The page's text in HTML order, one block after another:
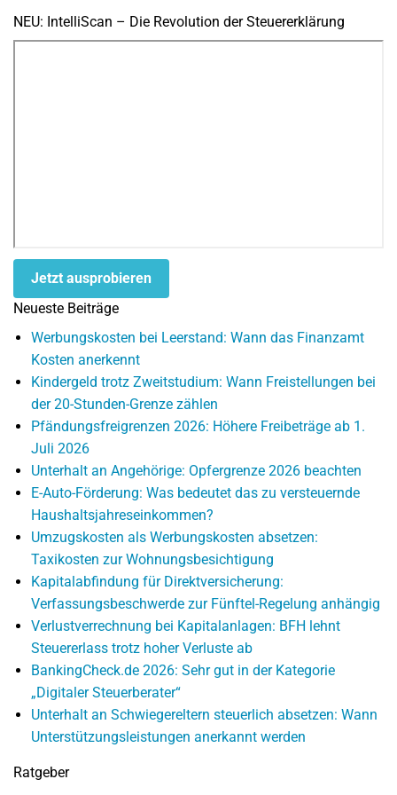
NEU: IntelliScan – Die Revolution der Steuererklärung
Jetzt ausprobieren
Neueste Beiträge
Werbungskosten bei Leerstand: Wann das Finanzamt
Kosten anerkennt
Kindergeld trotz Zweitstudium: Wann Freistellungen bei
der 20-Stunden-Grenze zählen
Pfändungsfreigrenzen 2026: Höhere Freibeträge ab 1.
Juli 2026
Unterhalt an Angehörige: Opfergrenze 2026 beachten
E-Auto-Förderung: Was bedeutet das zu versteuernde
Haushaltsjahreseinkommen?
Umzugskosten als Werbungskosten absetzen:
Taxikosten zur Wohnungsbesichtigung
Kapitalabfindung für Direktversicherung:
Verfassungsbeschwerde zur Fünftel-Regelung anhängig
Verlustverrechnung bei Kapitalanlagen: BFH lehnt
Steuererlass trotz hoher Verluste ab
BankingCheck.de 2026: Sehr gut in der Kategorie
„Digitaler Steuerberater“
Unterhalt an Schwiegereltern steuerlich absetzen: Wann
Unterstützungsleistungen anerkannt werden
Ratgeber